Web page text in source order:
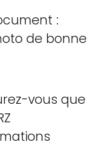
:
de bonne
vous que